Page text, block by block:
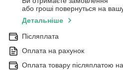
або гроші повернуться на
Детальніше
Післяплата
Оплата на рахунок
Оплата товару післяплатою